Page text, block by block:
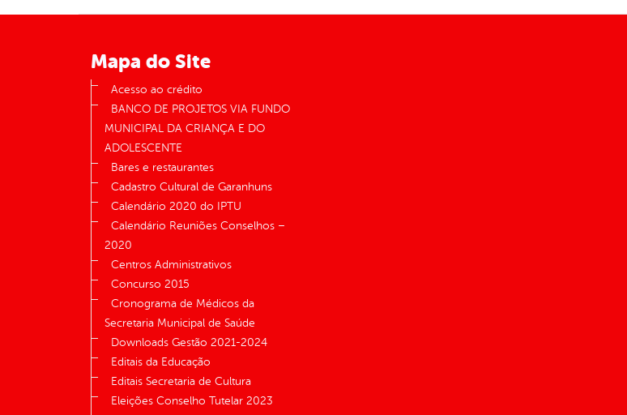
Mapa do Site
Acesso ao crédito
BANCO DE PROJETOS VIA FUNDO
MUNICIPAL DA CRIANÇA E DO
ADOLESCENTE
Bares e restaurantes
Cadastro Cultural de Garanhuns
Calendário 2020 do IPTU
Calendário Reuniões Conselhos –
2020
Centros Administrativos
Concurso 2015
Cronograma de Médicos da
Secretaria Municipal de Saúde
Downloads Gestão 2021-2024
Editais da Educação
Editais Secretaria de Cultura
Eleições Conselho Tutelar 2023